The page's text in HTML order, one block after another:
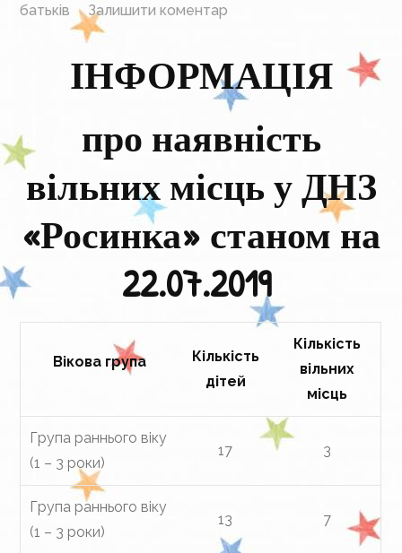
батьків
Залишити коментар
ІНФОРМАЦІЯ
про наявність
вільних місць у ДНЗ
«Росинка» станом на
22.07.2019
Вікова група
Кількість
дітей
Кількість
вільних
місць
Група раннього віку
(1 – 3 роки)
17 3
Група раннього віку
(1 – 3 роки)
13 7